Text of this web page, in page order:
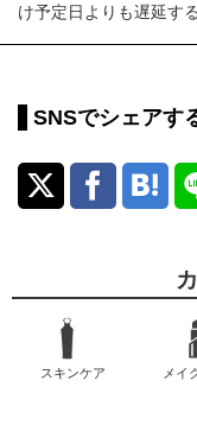
け予定日よりも遅延す
SNSでシェアす
スキンケア メイ